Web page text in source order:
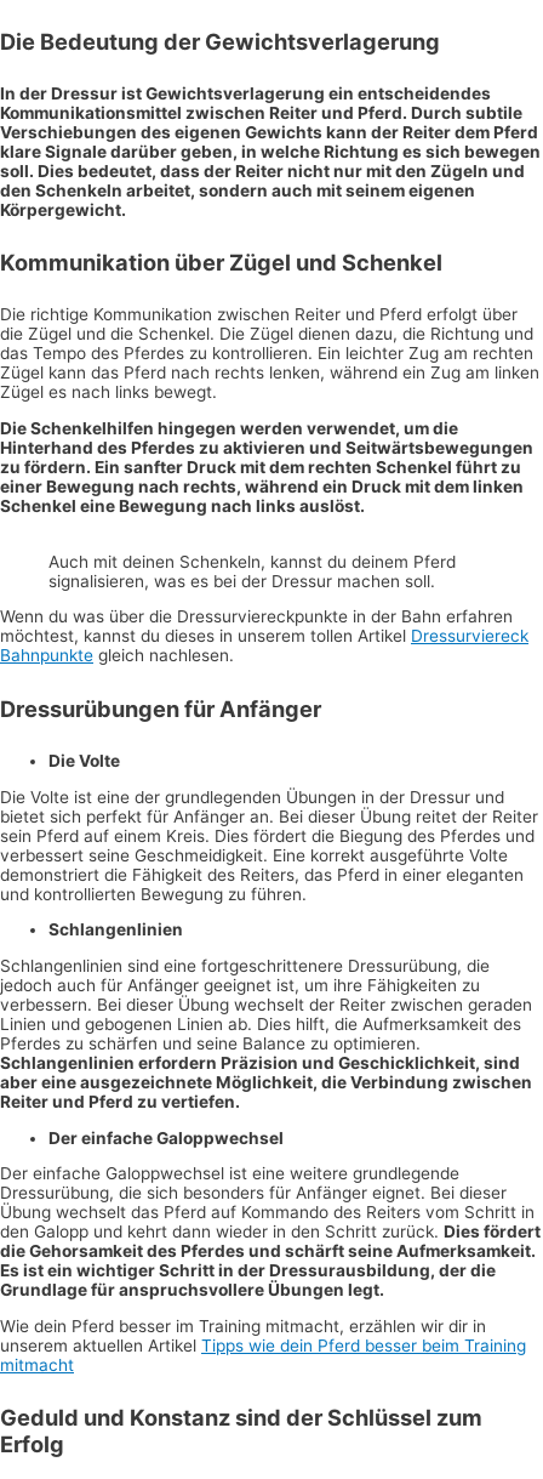
Die Bedeutung der Gewichtsverlagerung
In der Dressur ist Gewichtsverlagerung ein entscheidendes
Kommunikationsmittel zwischen Reiter und Pferd. Durch subtile
Verschiebungen des eigenen Gewichts kann der Reiter dem Pferd
klare Signale darüber geben, in welche Richtung es sich bewegen
soll. Dies bedeutet, dass der Reiter nicht nur mit den Zügeln und
den Schenkeln arbeitet, sondern auch mit seinem eigenen
Körpergewicht.
Kommunikation über Zügel und Schenkel
Die richtige Kommunikation zwischen Reiter und Pferd erfolgt über
die Zügel und die Schenkel. Die Zügel dienen dazu, die Richtung und
das Tempo des Pferdes zu kontrollieren. Ein leichter Zug am rechten
Zügel kann das Pferd nach rechts lenken, während ein Zug am linken
Zügel es nach links bewegt.
Die Schenkelhilfen hingegen werden verwendet, um die
Hinterhand des Pferdes zu aktivieren und Seitwärtsbewegungen
zu fördern. Ein sanfter Druck mit dem rechten Schenkel führt zu
einer Bewegung nach rechts, während ein Druck mit dem linken
Schenkel eine Bewegung nach links auslöst.
Auch mit deinen Schenkeln, kannst du deinem Pferd
signalisieren, was es bei der Dressur machen soll.
Wenn du was über die Dressurviereckpunkte in der Bahn erfahren
möchtest, kannst du dieses in unserem tollen Artikel Dressurviereck
Bahnpunkte gleich nachlesen.
Dressurübungen für Anfänger
Die Volte
Die Volte ist eine der grundlegenden Übungen in der Dressur und
bietet sich perfekt für Anfänger an. Bei dieser Übung reitet der Reiter
sein Pferd auf einem Kreis. Dies fördert die Biegung des Pferdes und
verbessert seine Geschmeidigkeit. Eine korrekt ausgeführte Volte
demonstriert die Fähigkeit des Reiters, das Pferd in einer eleganten
und kontrollierten Bewegung zu führen.
Schlangenlinien
Schlangenlinien sind eine fortgeschrittenere Dressurübung, die
jedoch auch für Anfänger geeignet ist, um ihre Fähigkeiten zu
verbessern. Bei dieser Übung wechselt der Reiter zwischen geraden
Linien und gebogenen Linien ab. Dies hilft, die Aufmerksamkeit des
Pferdes zu schärfen und seine Balance zu optimieren.
Schlangenlinien erfordern Präzision und Geschicklichkeit, sind
aber eine ausgezeichnete Möglichkeit, die Verbindung zwischen
Reiter und Pferd zu vertiefen.
Der einfache Galoppwechsel
Der einfache Galoppwechsel ist eine weitere grundlegende
Dressurübung, die sich besonders für Anfänger eignet. Bei dieser
Übung wechselt das Pferd auf Kommando des Reiters vom Schritt in
den Galopp und kehrt dann wieder in den Schritt zurück. Dies fördert
die Gehorsamkeit des Pferdes und schärft seine Aufmerksamkeit.
Es ist ein wichtiger Schritt in der Dressurausbildung, der die
Grundlage für anspruchsvollere Übungen legt.
Wie dein Pferd besser im Training mitmacht, erzählen wir dir in
unserem aktuellen Artikel Tipps wie dein Pferd besser beim Training
mitmacht
Geduld und Konstanz sind der Schlüssel zum
Erfolg